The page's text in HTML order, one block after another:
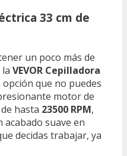
33 cm de
un poco más de
VEVOR Cepilladora
opción que no puedes
motor de
hasta 23500 RPM,
suave en
decidas trabajar, ya